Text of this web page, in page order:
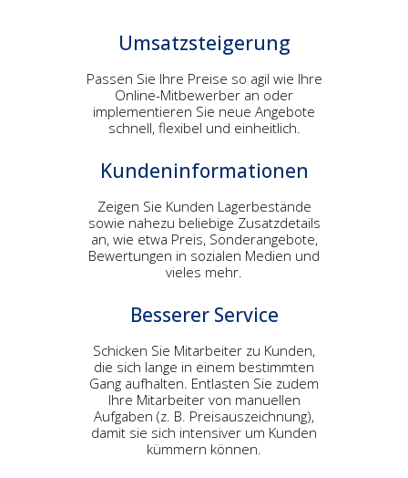
Umsatzsteigerung
Passen Sie Ihre Preise so agil wie Ihre
Online-Mitbewerber an oder
implementieren Sie neue Angebote
schnell, flexibel und einheitlich.
Kundeninformationen
Zeigen Sie Kunden Lagerbestände
sowie nahezu beliebige Zusatzdetails
an, wie etwa Preis, Sonderangebote,
Bewertungen in sozialen Medien und
vieles mehr.
Besserer Service
Schicken Sie Mitarbeiter zu Kunden,
die sich lange in einem bestimmten
Gang aufhalten. Entlasten Sie zudem
Ihre Mitarbeiter von manuellen
Aufgaben (z. B. Preisauszeichnung),
damit sie sich intensiver um Kunden
kümmern können.